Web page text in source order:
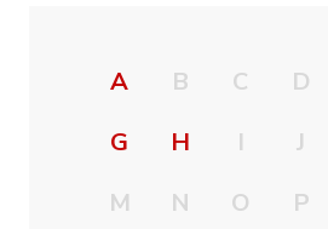
A B C D
G
H I J
M
N O P